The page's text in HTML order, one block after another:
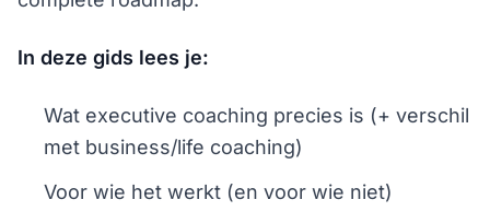
In deze gids lees je:
Wat executive coaching precies is (+ verschil
met business/life coaching)
Voor wie het werkt (en voor wie niet)